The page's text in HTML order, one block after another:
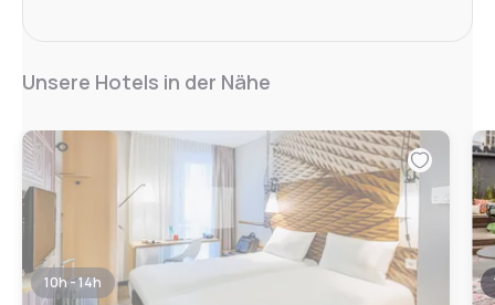
Unsere Hotels in der Nähe
10h - 14h